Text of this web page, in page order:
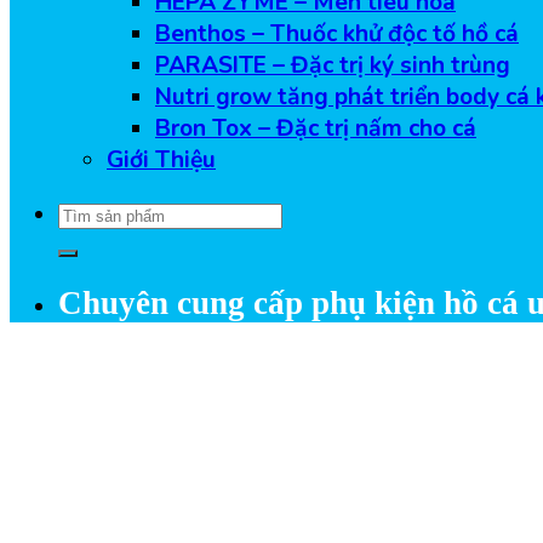
Benthos – Thuốc khử độc tố hồ cá
PARASITE – Đặc trị ký sinh trùng
Nutri grow tăng phát triển body cá
Bron Tox – Đặc trị nấm cho cá
Giới Thiệu
Tìm
kiếm:
Chuyên cung cấp phụ kiện hồ cá